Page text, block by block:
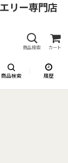
リー専門店
商品検索 カート
商品検索 履歴